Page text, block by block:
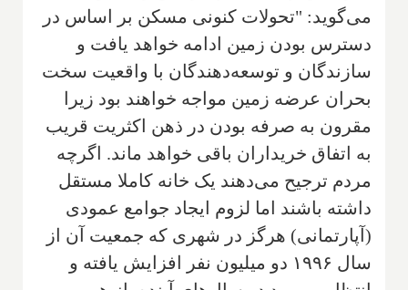
می‌گوید: "تحولات کنونی مسکن بر اساس در
دسترس بودن زمین ادامه خواهد یافت و
سازندگان و توسعه‌دهندگان با واقعیت سخت
بحران عرضه زمین مواجه خواهند بود زیرا
مقرون به صرفه بودن در ذهن اکثریت قریب
به اتفاق خریداران باقی خواهد ماند. اگرچه
مردم ترجیح می‌دهند یک خانه کاملا مستقل
داشته باشند اما لزوم ایجاد جوامع عمودی
(آپارتمانی) هرگز در شهری که جمعیت آن از
سال ۱۹۹۶ دو میلیون نفر افزایش یافته و